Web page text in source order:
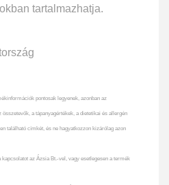
tartalmazhatja.
pontosak legyenek, azonban az
a tápanyagértékek, a dietetikai és allergén
található címkét, és ne hagyatkozzon kizárólag azon
az Ázsia Bt.-vel, vagy esetlegesen a termék